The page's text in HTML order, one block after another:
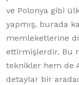
ve Polonya gibi
yapmış, burada
memleketlerine
ettirmişlerdir. Bu
teknikler hem de
detaylar bir